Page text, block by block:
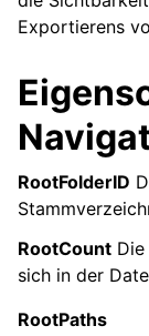
Exportierens
RootFolderID
RootCount
sich in der
RootPaths